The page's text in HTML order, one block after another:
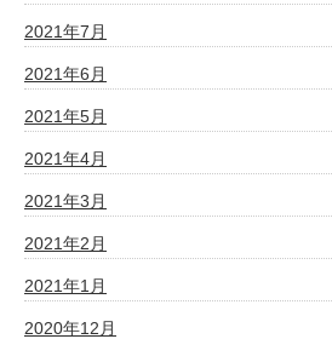
2021年7月
2021年6月
2021年5月
2021年4月
2021年3月
2021年2月
2021年1月
2020年12月